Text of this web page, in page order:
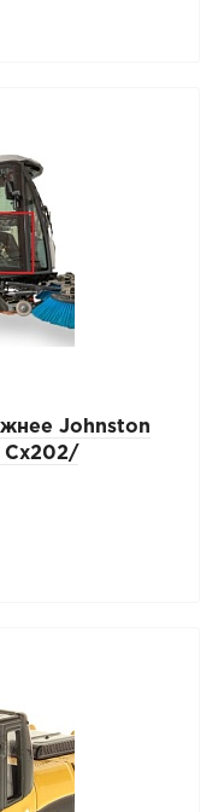
Johnston
Cx202/